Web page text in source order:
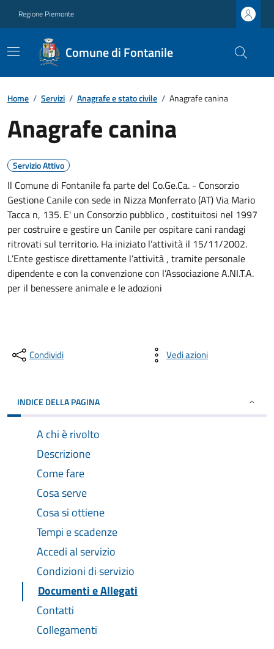
Regione Piemonte
Comune di Fontanile
Home / Servizi / Anagrafe e stato civile / Anagrafe canina
Anagrafe canina
Servizio Attivo
Il Comune di Fontanile fa parte del Co.Ge.Ca. - Consorzio
Gestione Canile con sede in Nizza Monferrato (AT) Via Mario
Tacca n, 135. E' un Consorzio pubblico , costituitosi nel 1997
per costruire e gestire un Canile per ospitare cani randagi
ritrovati sul territorio. Ha iniziato l’attività il 15/11/2002.
L’Ente gestisce direttamente l’attività , tramite personale
dipendente e con la convenzione con l’Associazione A.NI.T.A.
per il benessere animale e le adozioni
Condividi Vedi azioni
INDICE DELLA PAGINA
A chi è rivolto
Descrizione
Come fare
Cosa serve
Cosa si ottiene
Tempi e scadenze
Accedi al servizio
Condizioni di servizio
Documenti e Allegati
Contatti
Collegamenti